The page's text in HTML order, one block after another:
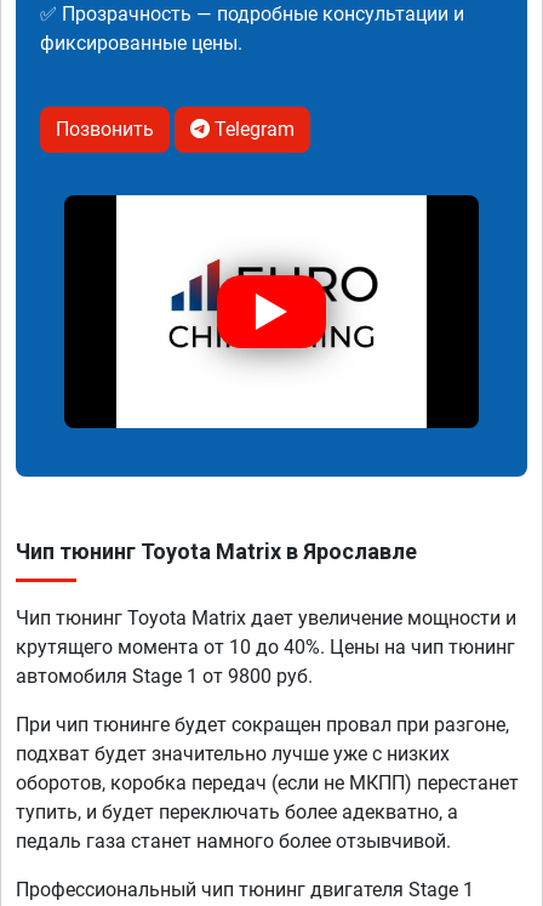
✅ Прозрачность — подробные консультации и
фиксированные цены.
Позвонить Telegram
Чип тюнинг Toyota Matrix в Ярославле
Чип тюнинг Toyota Matrix дает увеличение мощности и
крутящего момента от 10 до 40%. Цены на чип тюнинг
автомобиля Stage 1 от 9800 руб.
При чип тюнинге будет сокращен провал при разгоне,
подхват будет значительно лучше уже с низких
оборотов, коробка передач (если не МКПП) перестанет
тупить, и будет переключать более адекватно, а
педаль газа станет намного более отзывчивой.
Профессиональный чип тюнинг двигателя Stage 1